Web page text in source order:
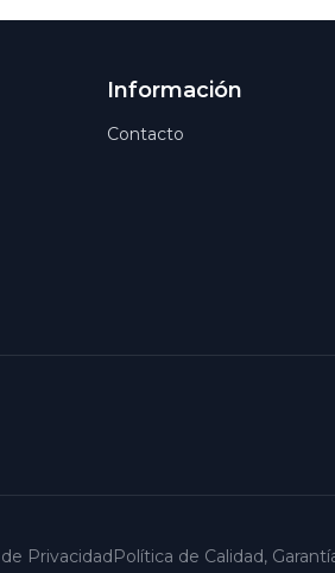
Información
Contacto
PrivacidadPolítica de Calidad,